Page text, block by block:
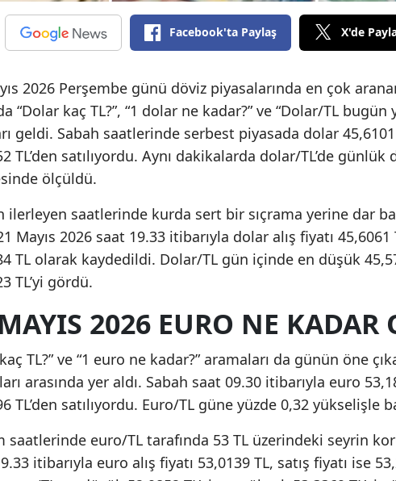
Facebook'ta Paylaş X'de
2026 Perşembe günü döviz piyasalarında en çok
“Dolar kaç TL?”, “1 dolar ne kadar?” ve “Dolar/TL bugün
geldi. Sabah saatlerinde serbest piyasada dolar 45,6101
TL’den satılıyordu. Aynı dakikalarda dolar/TL’de
ölçüldü.
ilerleyen saatlerinde kurda sert bir sıçrama yerine dar
Mayıs 2026 saat 19.33 itibarıyla dolar alış fiyatı 45,6061
TL olarak kaydedildi. Dolar/TL gün içinde en düşük
TL’yi gördü.
2026 EURO NE KADAR
TL?” ve “1 euro ne kadar?” aramaları da günün öne
arasında yer aldı. Sabah saat 09.30 itibarıyla euro
TL’den satılıyordu. Euro/TL güne yüzde 0,32 yükselişle
saatlerinde euro/TL tarafında 53 TL üzerindeki seyrin
itibarıyla euro alış fiyatı 53,0139 TL, satış fiyatı ise